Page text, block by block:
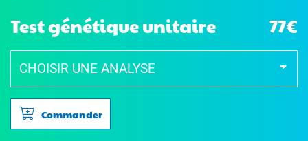
Test génétique unitaire 77€
Commander